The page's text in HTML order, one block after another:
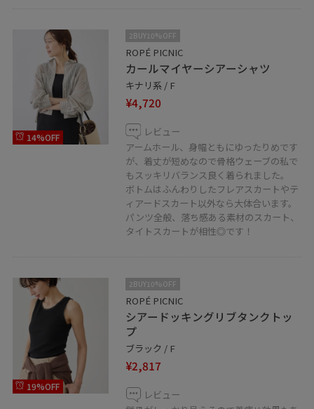
14%OFF
2BUY10%OFF
ROPÉ PICNIC
カールマイヤーシアーシャツ
キナリ系 / F
¥4,720
レビュー
アームホール、身幅ともにゆったりめです
が、着丈が短めなので骨格ウェーブの私で
もスッキリバランス良く着られました。
ボトムはふんわりしたフレアスカートやテ
ィアードスカート以外なら大体合います。
パンツ全般、落ち感ある素材のスカート、
タイトスカートが相性◎です！
19%OFF
2BUY10%OFF
ROPÉ PICNIC
シアードッキングリブタンクトッ
プ
ブラック / F
¥2,817
レビュー